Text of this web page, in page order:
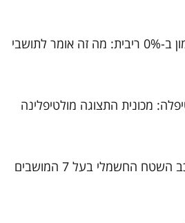
טסלה ישראל משיקה מימון ב-0% ריבית: מה זה אומר לתושבי
מכונית התצוגה מולטיפלינה
סקודה חושפת את פני רכב השטח החשמלי בעל 7 המושבים